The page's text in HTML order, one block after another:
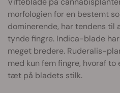
morfologien for en bestemt
dominerende, har tendens til
tynde fingre. Indica-blade
meget bredere. Ruderalis-
med kun fem fingre, hvoraf
tæt på bladets stilk.